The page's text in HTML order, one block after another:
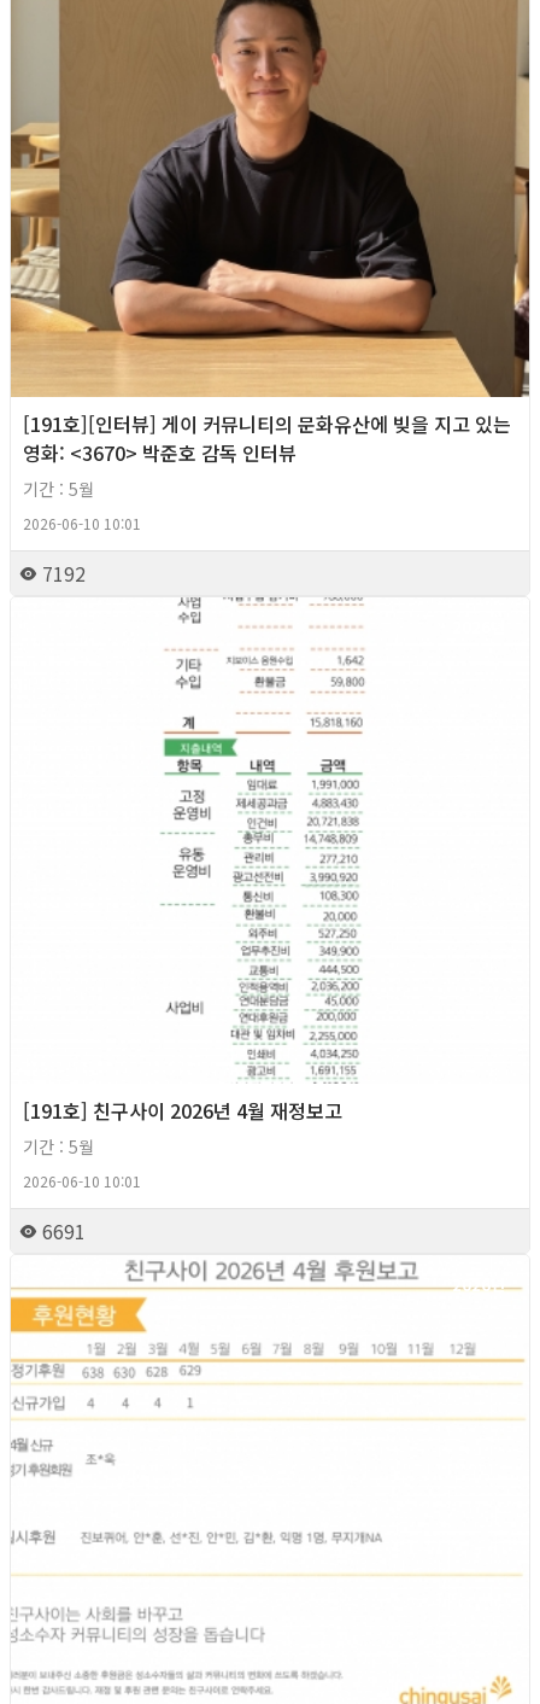
[191호][인터뷰] 게이 커뮤니티의 문화유산에 빚을 지고 있는
영화: <3670> 박준호 감독 인터뷰
기간 : 5월
2026-06-10 10:01
7192
[191호] 친구사이 2026년 4월 재정보고
기간 : 5월
2026-06-10 10:01
6691
2026년